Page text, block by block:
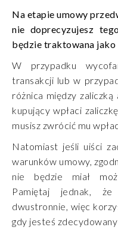
Na etapie umowy
nie doprecyzujesz
będzie traktowana jako
W przypadku
transakcji lub w
różnica między
kupujący wpłaci
musisz zwrócić mu
Natomiast jeśli uiści
warunków umowy,
nie będzie miał
Pamiętaj jednak,
dwustronnie, więc
gdy jesteś zdecydowany